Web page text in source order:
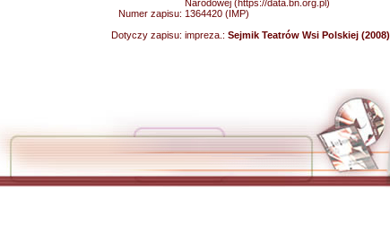
Narodowej (https://data.bn.org.pl)
Numer zapisu: 1364420 (IMP)
Dotyczy zapisu: impreza.: Sejmik Teatrów Wsi Polskiej (2008)